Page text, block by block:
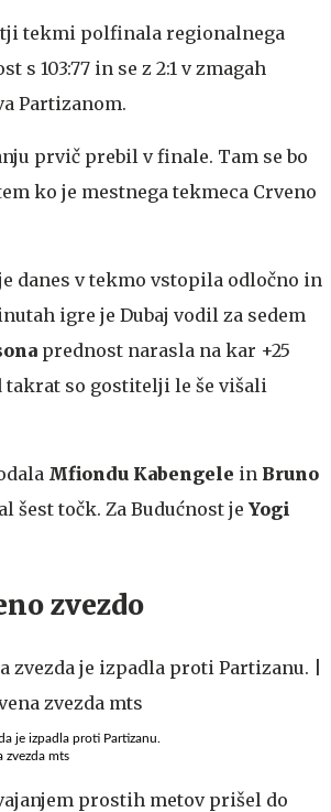
tekmi polfinala regionalnega
103:77 in se z 2:1 v zmagah
Partizanom.
prvič prebil v finale. Tam se bo
ko je mestnega tekmeca Crveno
danes v tekmo vstopila odločno in
igre je Dubaj vodil za sedem
prednost narasla na kar +25
takrat so gostitelji le še višali
Mfiondu Kabengele in Bruno
šest točk. Za Budućnost je Yogi
zvezdo
je izpadla proti Partizanu.
zvezda mts
prostih metov prišel do